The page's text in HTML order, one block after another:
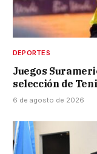
DEPORTES
Juegos
selección de
6 de agosto de 2026